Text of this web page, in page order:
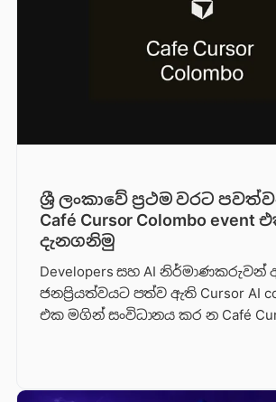
ශ්‍රී ලංකාවේ ප්‍රථම වරට
Café Cursor Colombo
දැනගනිමු
Developers සහ AI
ජනප්‍රියත්වයට පත්ව ඇති Cursor AI
එක මගින් සංවිධානය කර න Café